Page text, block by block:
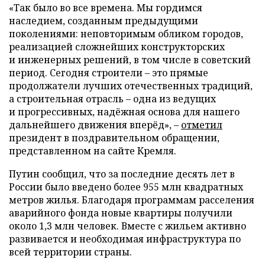
«Так было во все времена. Мы гордимся
наследием, созданным предыдущими
поколениями: неповторимым обликом городов,
реализацией сложнейших конструкторских
и инженерных решений, в том числе в советский
период. Сегодня строители – это прямые
продолжатели лучших отечественных традиций,
а строительная отрасль – одна из ведущих
и прогрессивных, надёжная основа для нашего
дальнейшего движения вперёд», – отметил
президент в поздравительном обращении,
представленном на сайте Кремля.
Путин сообщил, что за последние десять лет в
России было введено более 955 млн квадратных
метров жилья. Благодаря программам расселения
аварийного фонда новые квартиры получили
около 1,3 млн человек. Вместе с жильем активно
развивается и необходимая инфраструктура по
всей территории страны.